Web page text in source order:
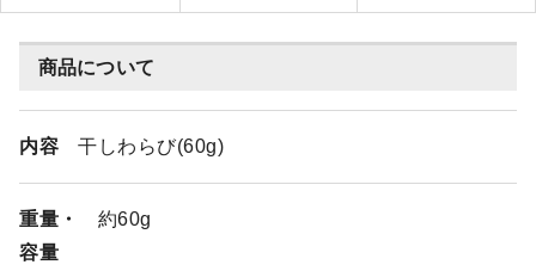
商品について
内容 干しわらび(60g)
重量・
容量
約60g